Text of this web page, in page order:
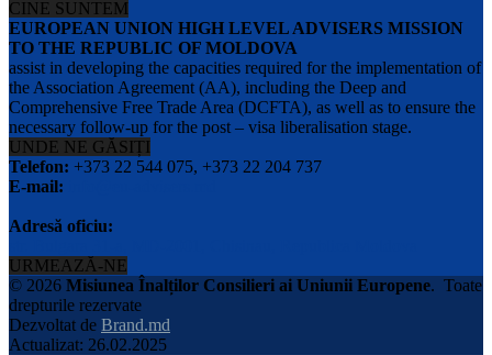
CINE SUNTEM
EUROPEAN UNION HIGH LEVEL ADVISERS MISSION
TO THE REPUBLIC OF MOLDOVA
assist in developing the capacities required for the implementation of
the Association Agreement (AA), including the Deep and
Comprehensive Free Trade Area (DCFTA), as well as to ensure the
necessary follow-up for the post – visa liberalisation stage.
UNDE NE GĂSIȚI
Telefon: +373 22 544 075, +373 22 204 737
E-mail:
Adresă oficiu:
URMEAZĂ-NE
© 2026 Misiunea Înalților Consilieri ai Uniunii Europene. Toate
drepturile rezervate
Dezvoltat de Brand.md
Actualizat: 26.02.2025